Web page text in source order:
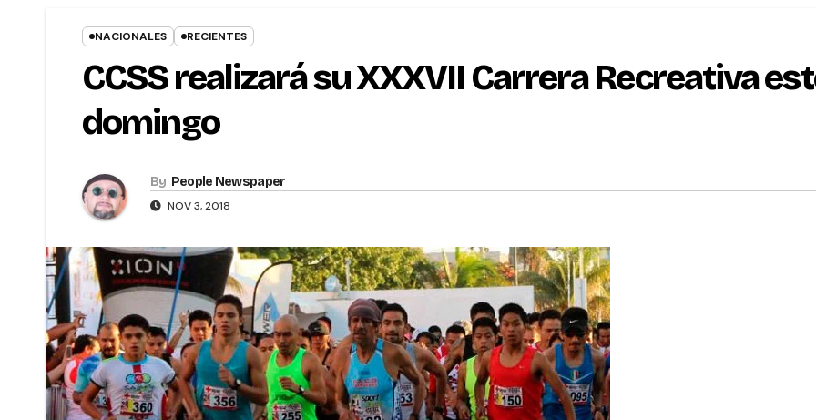
NACIONALES RECIENTES
CCSS realizará su XXXVII Carrera Recreativa
domingo
By People Newspaper
NOV 3, 2018